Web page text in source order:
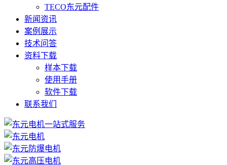
TECO东元配件
新闻资讯
案例展示
技术问答
资料下载
样本下载
使用手册
软件下载
联系我们